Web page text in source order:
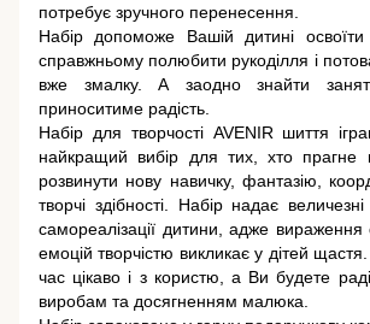
потребує зручного перенесення.
Набір допоможе Вашій дитині
справжньому полюбити рукоділля і
вже змалку. А заодно знайти
приноситиме радість.
Набір для творчості AVENIR шиття
найкращий вибір для тих, хто прагне
розвинути нову навичку, фантазію,
творчі здібності. Набір надає
самореалізації дитини, адже вираження
емоцій творчістю викликає у дітей
час цікаво і з користю, а Ви будете
виробам та досягненням малюка.